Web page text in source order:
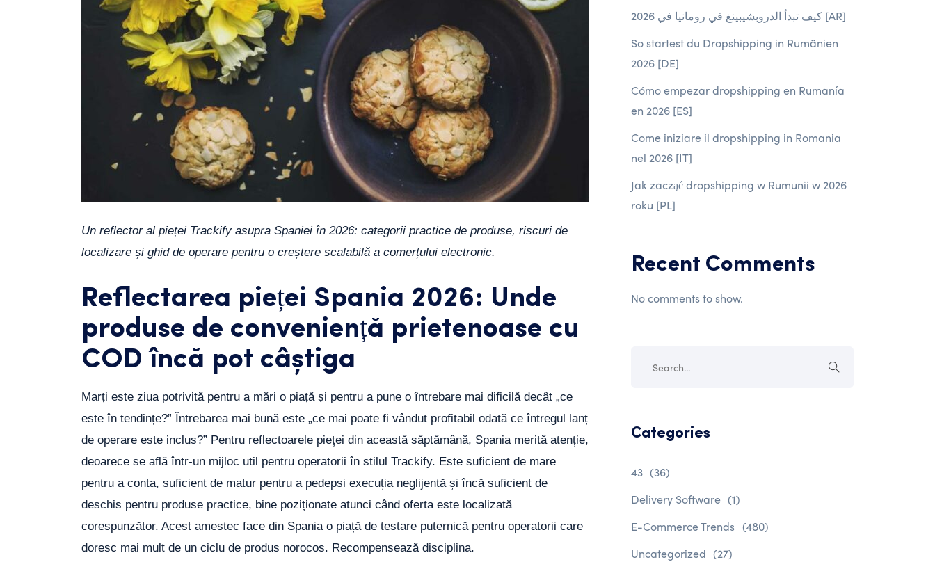
Un reflector al pieței Trackify asupra Spaniei în 2026: categorii practice de produse, riscuri de
localizare și ghid de operare pentru o creștere scalabilă a comerțului electronic.
Reflectarea pieței Spania 2026: Unde
produse de conveniență prietenoase cu
COD încă pot câștiga
Marți este ziua potrivită pentru a mări o piață și pentru a pune o întrebare mai dificilă decât „ce
este în tendințe?” Întrebarea mai bună este „ce mai poate fi vândut profitabil odată ce întregul lanț
de operare este inclus?” Pentru reflectoarele pieței din această săptămână, Spania merită atenție,
deoarece se află într-un mijloc util pentru operatorii în stilul Trackify. Este suficient de mare
pentru a conta, suficient de matur pentru a pedepsi execuția neglijentă și încă suficient de
deschis pentru produse practice, bine poziționate atunci când oferta este localizată
corespunzător. Acest amestec face din Spania o piață de testare puternică pentru operatorii care
doresc mai mult de un ciclu de produs norocos. Recompensează disciplina.
كيف تبدأ الدروبشيبينغ في رومانيا في 2026 [AR]
So startest du Dropshipping in Rumänien
2026 [DE]
Cómo empezar dropshipping en Rumanía
en 2026 [ES]
Come iniziare il dropshipping in Romania
nel 2026 [IT]
Jak zacząć dropshipping w Rumunii w 2026
roku [PL]
Recent Comments
No comments to show.
Categories
43 (36)
Delivery Software (1)
E-Commerce Trends (480)
Uncategorized (27)